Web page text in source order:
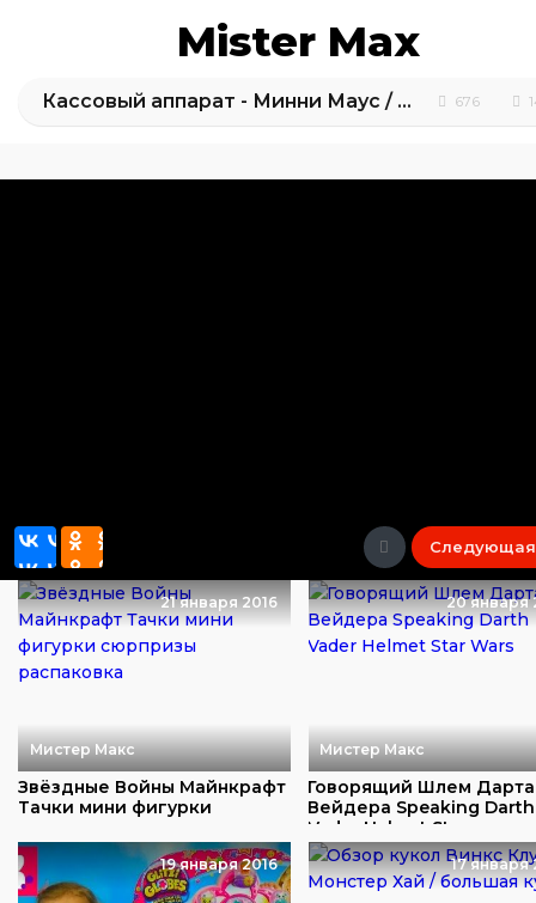
Mister Max
Кассовый аппарат - Минни Маус / Обзор игрушек 676
Следующая
21 января 2016
Мистер Макс
Звёздные Войны Майнкрафт
Тачки мини фигурки
20 января
Мистер Макс
Говорящий Шлем Дарта
Вейдера Speaking Darth
Vader Helmet Sta...
19 января 2016 17 января